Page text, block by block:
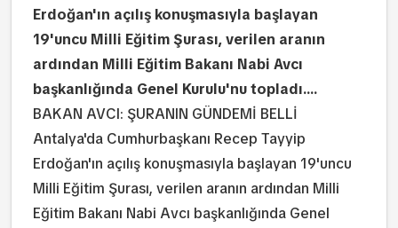
Erdoğan'ın açılış konuşmasıyla başlayan
19'uncu Milli Eğitim Şurası, verilen aranın
ardından Milli Eğitim Bakanı Nabi Avcı
başkanlığında Genel Kurulu'nu topladı....
BAKAN AVCI: ŞURANIN GÜNDEMİ BELLİ
Antalya'da Cumhurbaşkanı Recep Tayyip
Erdoğan'ın açılış konuşmasıyla başlayan 19'uncu
Milli Eğitim Şurası, verilen aranın ardından Milli
Eğitim Bakanı Nabi Avcı başkanlığında Genel